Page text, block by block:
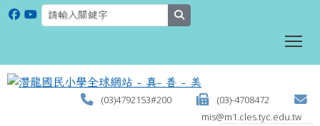
(03)4792153#200
(03)-4708472
mis@m1.cles.tyc.edu.tw